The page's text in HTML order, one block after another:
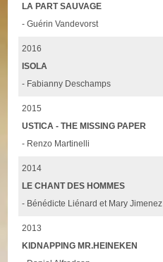
LA PART SAUVAGE
- Guérin Vandevorst
2016
ISOLA
- Fabianny Deschamps
2015
USTICA - THE MISSING PAPER
- Renzo Martinelli
2014
LE CHANT DES HOMMES
- Bénédicte Liénard et Mary Jimenez
2013
KIDNAPPING MR.HEINEKEN